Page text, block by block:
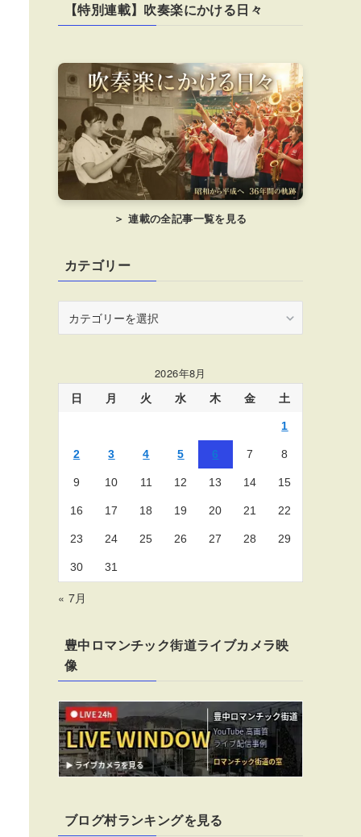
【特別連載】吹奏楽にかける日々
＞ 連載の全記事一覧を見る
カテゴリー
ー
2026年8月
日 月 火 水 木 金 土
1
2 3 4 5 6 7 8
9 10 11 12 13 14 15
16 17 18 19 20 21 22
23 24 25 26 27 28 29
30 31
« 7月
豊中ロマンチック街道ライブカメラ映
像
ブログ村ランキングを見る